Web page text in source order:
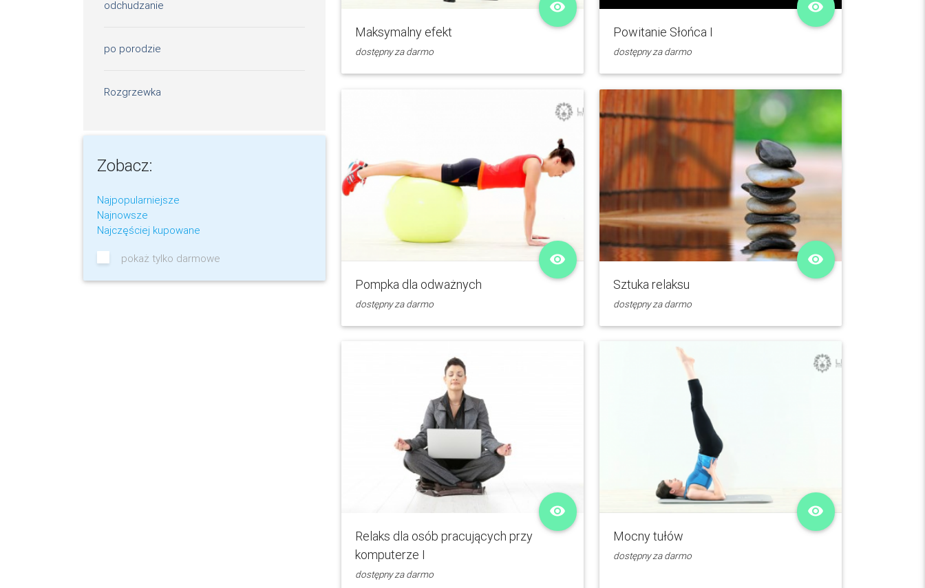
odchudzanie
po porodzie
Rozgrzewka
Zobacz:
Najpopularniejsze
Najnowsze
Najczęściej kupowane
pokaż tylko darmowe
Maksymalny efekt
remove_red_eye
dostępny za darmo
Powitanie Słońca I
remove_red_eye
dostępny za darmo
Pompka dla odważnych
remove_red_eye
dostępny za darmo
Sztuka relaksu
remove_red_eye
dostępny za darmo
Relaks dla osób pracujących przy
komputerze I
remove_red_eye
dostępny za darmo
Mocny tułów
remove_red_eye
dostępny za darmo